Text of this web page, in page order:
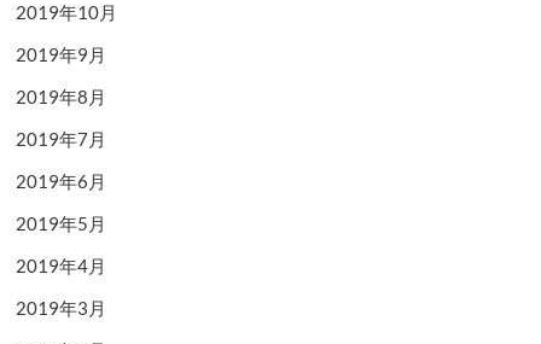
2019年10月
2019年9月
2019年8月
2019年7月
2019年6月
2019年5月
2019年4月
2019年3月